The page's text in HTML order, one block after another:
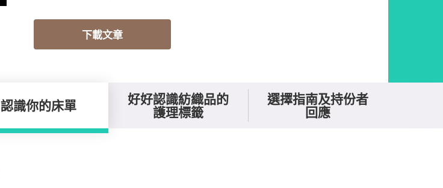
下載文章
認識你的床單 好好認識紡織品的
護理標籤
選擇指南及持份者
回應